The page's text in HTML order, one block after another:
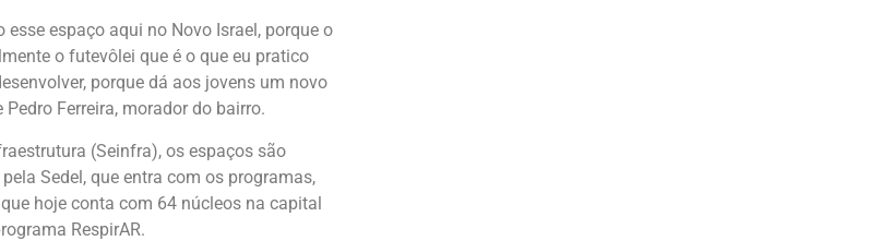
espaço aqui no Novo Israel, porque o
o futevôlei que é o que eu pratico
porque dá aos jovens um novo
Ferreira, morador do bairro.
(Seinfra), os espaços são
Sedel, que entra com os programas,
hoje conta com 64 núcleos na capital
RespirAR.